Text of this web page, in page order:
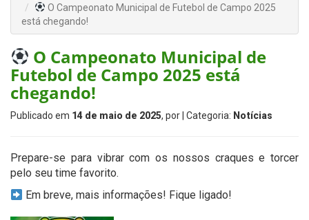
O Campeonato Municipal de Futebol de Campo 2025
está chegando!
O Campeonato Municipal de
Futebol de Campo 2025 está
chegando!
Publicado em 14 de maio de 2025, por | Categoria: Notícias
Prepare-se para vibrar com os nossos craques e torcer
pelo seu time favorito.
Em breve, mais informações! Fique ligado!